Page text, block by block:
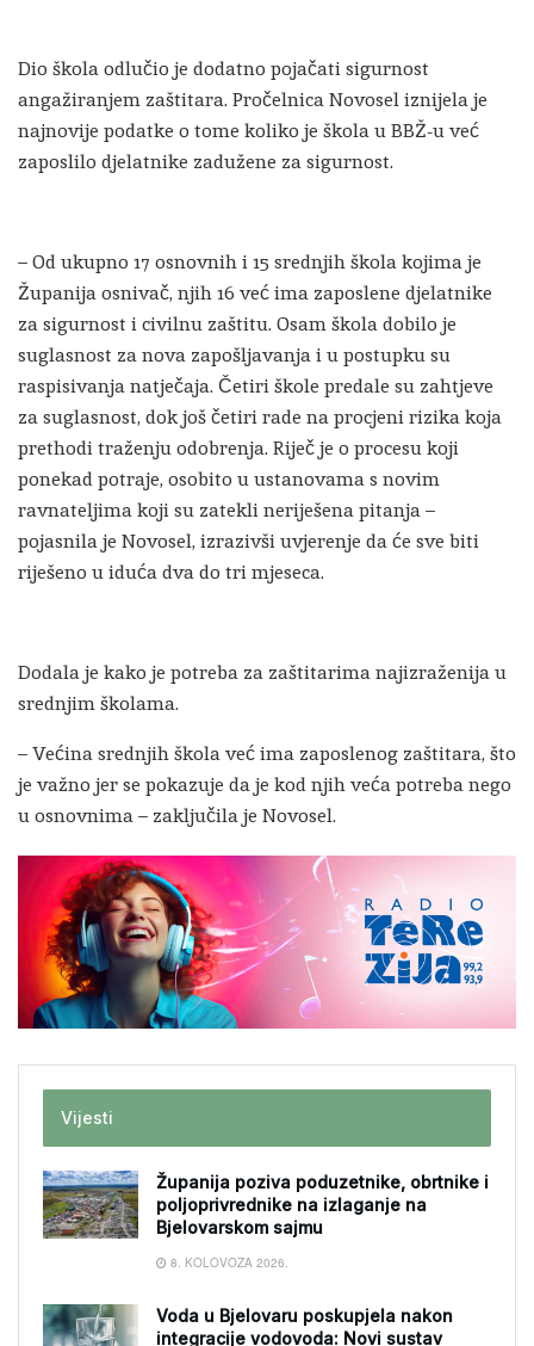
Dio škola odlučio je dodatno pojačati sigurnost
angažiranjem zaštitara. Pročelnica Novosel iznijela je
najnovije podatke o tome koliko je škola u BBŽ-u već
zaposlilo djelatnike zadužene za sigurnost.
– Od ukupno 17 osnovnih i 15 srednjih škola kojima je
Županija osnivač, njih 16 već ima zaposlene djelatnike
za sigurnost i civilnu zaštitu. Osam škola dobilo je
suglasnost za nova zapošljavanja i u postupku su
raspisivanja natječaja. Četiri škole predale su zahtjeve
za suglasnost, dok još četiri rade na procjeni rizika koja
prethodi traženju odobrenja. Riječ je o procesu koji
ponekad potraje, osobito u ustanovama s novim
ravnateljima koji su zatekli neriješena pitanja –
pojasnila je Novosel, izrazivši uvjerenje da će sve biti
riješeno u iduća dva do tri mjeseca.
Dodala je kako je potreba za zaštitarima najizraženija u
srednjim školama.
– Većina srednjih škola već ima zaposlenog zaštitara, što
je važno jer se pokazuje da je kod njih veća potreba nego
u osnovnima – zaključila je Novosel.
Vijesti
Županija poziva poduzetnike, obrtnike i
poljoprivrednike na izlaganje na
Bjelovarskom sajmu
8. KOLOVOZA 2026.
Voda u Bjelovaru poskupjela nakon
integracije vodovoda: Novi sustav